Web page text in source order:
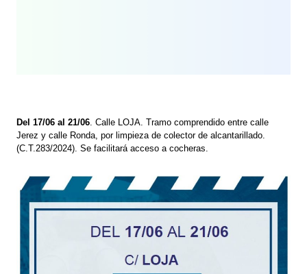
Del 17/06 al 21/06 . Calle LOJA. Tramo comprendido entre calle
Jerez y calle Ronda, por limpieza de colector de alcantarillado.
(C.T.283/2024). Se facilitará acceso a cocheras.